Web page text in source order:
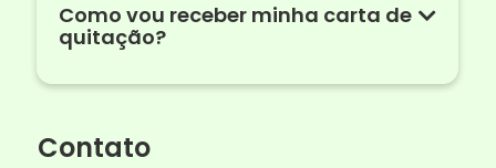
Como vou receber minha carta de
quitação?
Contato